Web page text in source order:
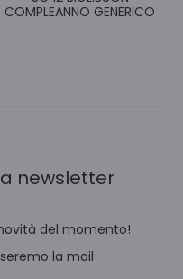
COMPLEANNO GENERICO
newsletter
del momento!
la mail